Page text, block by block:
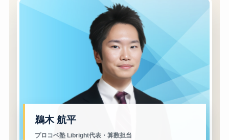
鵜木 航平
プロコベ塾 Libright代表・算数担当